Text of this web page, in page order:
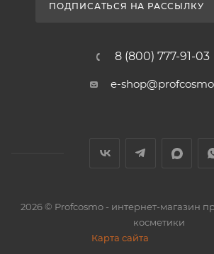
ПОДПИСАТЬСЯ НА РАССЫЛКУ
8 (800) 777-91-03
e-
2026© Profcosmo - интернет-магазин
косметики
Карта сайта